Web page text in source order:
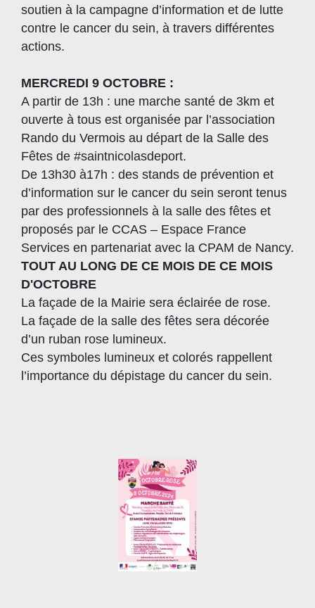
soutien à la campagne d’information et de lutte
contre le cancer du sein, à travers différentes
actions.
MERCREDI 9 OCTOBRE :
A partir de 13h : une marche santé de 3km et
ouverte à tous est organisée par l’association
Rando du Vermois au départ de la Salle des
Fêtes de #saintnicolasdeport.
De 13h30 à17h : des stands de prévention et
d’information sur le cancer du sein seront tenus
par des professionnels à la salle des fêtes et
proposés par le CCAS – Espace France
Services en partenariat avec la CPAM de Nancy.
TOUT AU LONG DE CE MOIS DE CE MOIS
D'OCTOBRE
La façade de la Mairie sera éclairée de rose.
La façade de la salle des fêtes sera décorée
d’un ruban rose lumineux.
Ces symboles lumineux et colorés rappellent
l’importance du dépistage du cancer du sein.